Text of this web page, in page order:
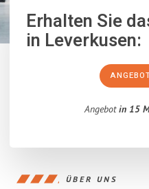
Erhalten Sie
in Leverkusen:
Angebotin 15
ÜBER UNS